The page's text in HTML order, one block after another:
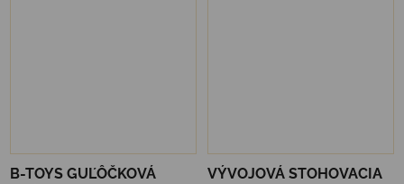
B-TOYS GUĽÔČKOVÁ
VÝVOJOVÁ STOHOVACIA